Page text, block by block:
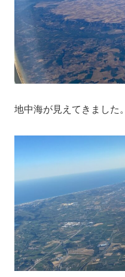
地中海が見えてきました。